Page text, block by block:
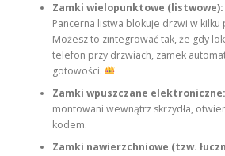
Zamki wielopunktowe (listwowe):
Pancerna listwa blokuje drzwi w kilku
Możesz to zintegrować tak, że gdy
telefon przy drzwiach, zamek
gotowości.
Zamki wpuszczane elektroniczne:
montowani wewnątrz skrzydła,
kodem.
Zamki nawierzchniowe (tzw.